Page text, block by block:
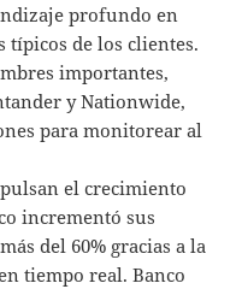
profundo en
típicos de los clientes.
importantes,
y Nationwide,
para monitorear al
el crecimiento
incrementó sus
del 60% gracias a la
tiempo real. Banco